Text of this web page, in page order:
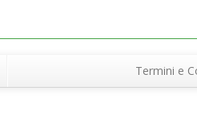
Termini e